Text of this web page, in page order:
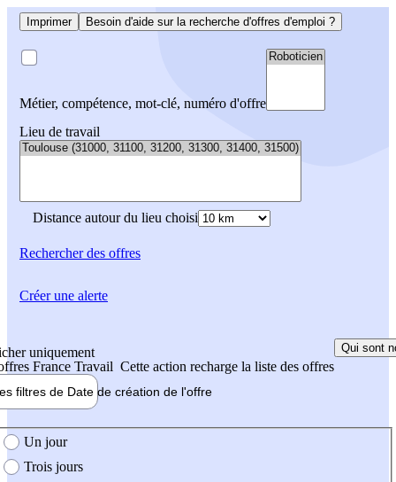
Imprimer Besoin d'aide sur la recherche d'offres d'emploi ?
Métier, compétence, mot-clé, numéro d'offre
Lieu de travail
Distance autour du lieu choisi
Rechercherdes offres
uniquement
France Travail Cette action recharge la liste des offres
Qui sont
filtres de Date de création de l'offre
création de l'offre
Un jour
Trois jours
Créer une alerte